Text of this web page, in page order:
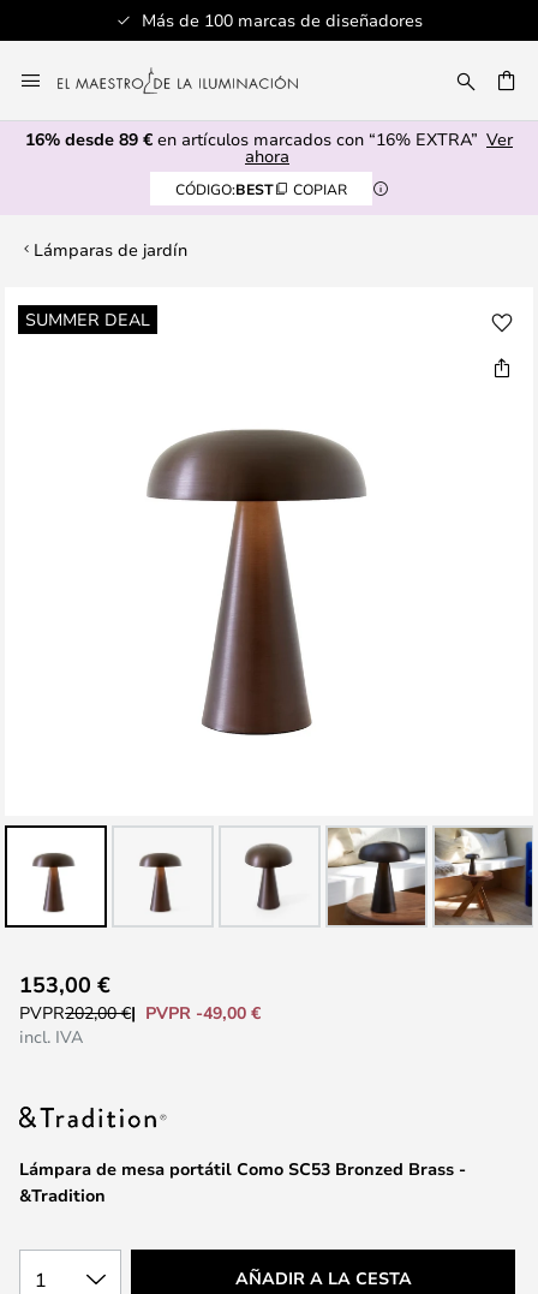
Más de 100 marcas de diseñadores
al
contenido
16% desde 89 € en artículos marcados con “16% EXTRA” Ver
ahora
CÓDIGO:BEST COPIAR
Lámparas de jardín
SUMMER DEAL
Saltar
al
comienzo
galería
imágenes
Lámpara de mesa portátil Como SC53 Bronzed Brass -
&Tradition
153,00 €
PVPR202,00 €
PVPR -49,00 €
incl. IVA
1 AÑADIR A LA CESTA